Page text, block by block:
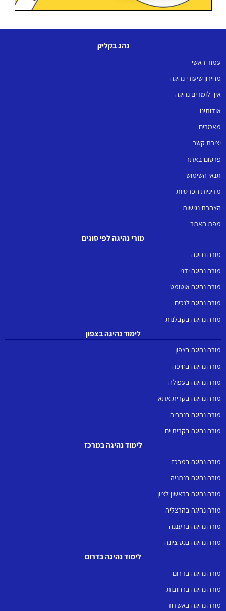
נהג בקליק
עמוד ראשי
מחירון שיעורי נהיגה
איך לומדים נהיגה
אודותינו
מאמרים
יצירת קשר
פרסום באתר
תנאי השימוש
מדיניות הפרטיות
הצהרת נגישות
מפת האתר
מורי נהיגה לפי סוגים
מורה נהיגה
מורה נהיגה ידני
מורה נהיגה אוטומט
מורה נהיגה לנכים
מורה נהיגה בקבלנות
לימוד נהיגה בצפון
מורה נהיגה בצפון
מורה נהיגה בחיפה
מורה נהיגה בעפולה
מורה נהיגה בקרית אתא
מורה נהיגה בנהריה
מורה נהיגה בקרית ים
לימוד נהיגה במרכז
מורה נהיגה במרכז
מורה נהיגה בנתניה
מורה נהיגה בראשון לציון
מורה נהיגה בהרצליה
מורה נהיגה ברעננה
מורה נהיגה בנס ציונה
לימוד נהיגה בדרום
מורה נהיגה בדרום
מורה נהיגה ברחובות
מורה נהיגה באשדוד